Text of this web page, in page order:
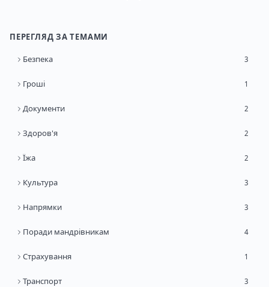
ПЕРЕГЛЯД ЗА ТЕМАМИ
Безпека 3
Гроші 1
Документи 2
Здоров'я 2
Їжа 2
Культура 3
Напрямки 3
Поради мандрівникам 4
Страхування 1
Транспорт 3